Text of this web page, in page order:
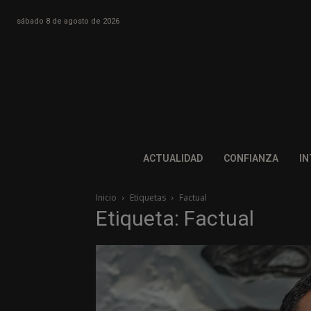
sábado 8 de agosto de 2026
ACTUALIDAD CONFIANZA
Inicio Etiquetas Factual
Etiqueta: Factual